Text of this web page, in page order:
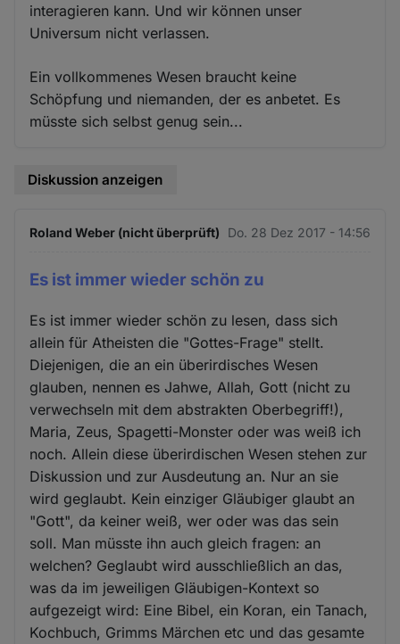
interagieren kann. Und wir können unser
Universum nicht verlassen.
Ein vollkommenes Wesen braucht keine
Schöpfung und niemanden, der es anbetet. Es
müsste sich selbst genug sein...
Diskussion anzeigen
Roland Weber (nicht überprüft) Do. 28 Dez 2017 - 14:56
Es ist immer wieder schön zu
Es ist immer wieder schön zu lesen, dass sich
allein für Atheisten die "Gottes-Frage" stellt.
Diejenigen, die an ein überirdisches Wesen
glauben, nennen es Jahwe, Allah, Gott (nicht zu
verwechseln mit dem abstrakten Oberbegriff!),
Maria, Zeus, Spagetti-Monster oder was weiß ich
noch. Allein diese überirdischen Wesen stehen zur
Diskussion und zur Ausdeutung an. Nur an sie
wird geglaubt. Kein einziger Gläubiger glaubt an
"Gott", da keiner weiß, wer oder was das sein
soll. Man müsste ihn auch gleich fragen: an
welchen? Geglaubt wird ausschließlich an das,
was da im jeweiligen Gläubigen-Kontext so
aufgezeigt wird: Eine Bibel, ein Koran, ein Tanach,
Kochbuch, Grimms Märchen etc und das gesamte